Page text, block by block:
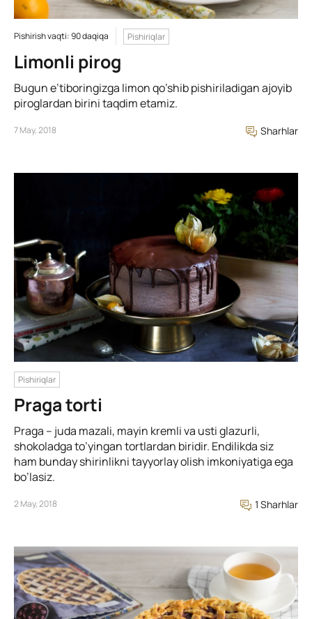
Pishirish vaqti: 90 daqiqa Pishiriqlar
Limonli pirog
Bugun e’tiboringizga limon qo’shib pishiriladigan ajoyib
piroglardan birini taqdim etamiz.
7 May, 2018 Sharhlar
Pishiriqlar
Praga torti
Praga – juda mazali, mayin kremli va usti glazurli,
shokoladga to’yingan tortlardan biridir. Endilikda siz
ham bunday shirinlikni tayyorlay olish imkoniyatiga ega
bo’lasiz.
2 May, 2018 1 Sharhlar